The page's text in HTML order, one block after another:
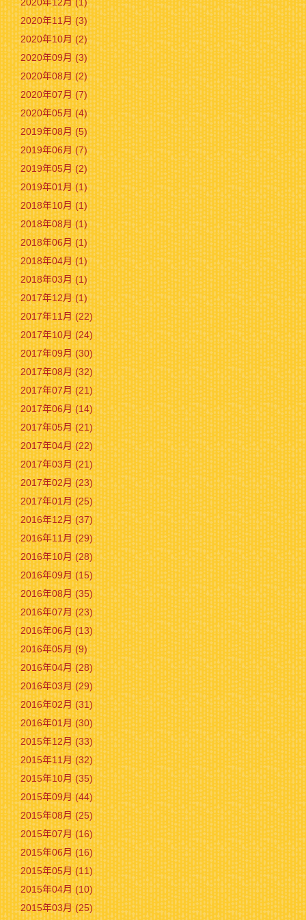
2020年12月 (1)
2020年11月 (3)
2020年10月 (2)
2020年09月 (3)
2020年08月 (2)
2020年07月 (7)
2020年05月 (4)
2019年08月 (5)
2019年06月 (7)
2019年05月 (2)
2019年01月 (1)
2018年10月 (1)
2018年08月 (1)
2018年06月 (1)
2018年04月 (1)
2018年03月 (1)
2017年12月 (1)
2017年11月 (22)
2017年10月 (24)
2017年09月 (30)
2017年08月 (32)
2017年07月 (21)
2017年06月 (14)
2017年05月 (21)
2017年04月 (22)
2017年03月 (21)
2017年02月 (23)
2017年01月 (25)
2016年12月 (37)
2016年11月 (29)
2016年10月 (28)
2016年09月 (15)
2016年08月 (35)
2016年07月 (23)
2016年06月 (13)
2016年05月 (9)
2016年04月 (28)
2016年03月 (29)
2016年02月 (31)
2016年01月 (30)
2015年12月 (33)
2015年11月 (32)
2015年10月 (35)
2015年09月 (44)
2015年08月 (25)
2015年07月 (16)
2015年06月 (16)
2015年05月 (11)
2015年04月 (10)
2015年03月 (25)